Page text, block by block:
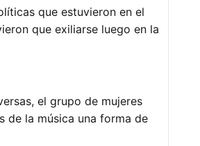
que estuvieron en el
que exiliarse luego en la
el grupo de mujeres
de la música una forma de